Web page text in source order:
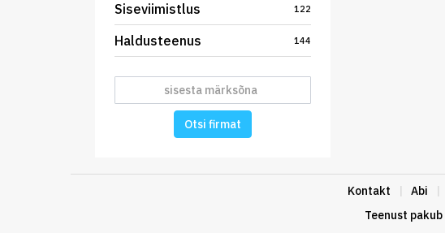
Siseviimistlus 122
Haldusteenus 144
Otsi firmat
Kontakt | Abi |
Teenust pakub